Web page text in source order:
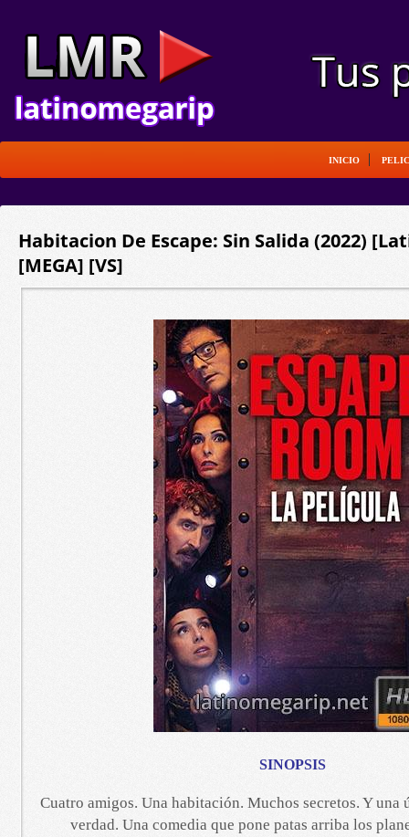
INICIO
Habitacion De Escape: Sin Salida (2022)
[MEGA] [VS]
SINOPSIS
Cuatro amigos. Una habitación. Muchos secretos. Y una
verdad. Una comedia que pone patas arriba los